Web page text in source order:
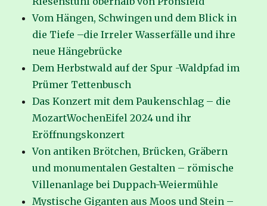
Vom Hängen, Schwingen und dem Blick in
die Tiefe –die Irreler Wasserfälle und ihre
neue Hängebrücke
Dem Herbstwald auf der Spur -Waldpfad im
Prümer Tettenbusch
Das Konzert mit dem Paukenschlag – die
MozartWochenEifel 2024 und ihr
Eröffnungskonzert
Von antiken Brötchen, Brücken, Gräbern
und monumentalen Gestalten – römische
Villenanlage bei Duppach-Weiermühle
Mystische Giganten aus Moos und Stein –